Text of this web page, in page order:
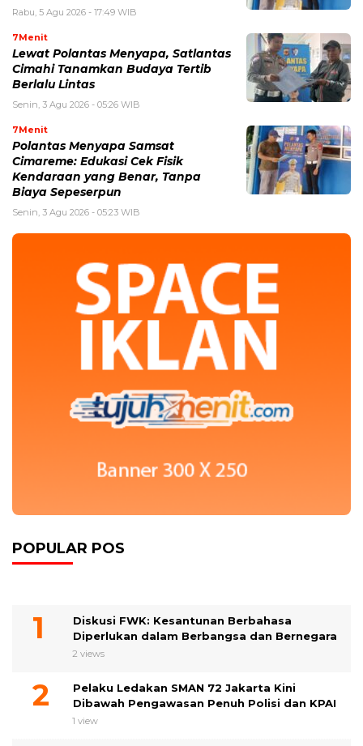
Rabu, 5 Agu 2026 - 17:49 WIB
7Menit
Lewat Polantas Menyapa, Satlantas
Cimahi Tanamkan Budaya Tertib
Berlalu Lintas
Senin, 3 Agu 2026 - 05:26 WIB
7Menit
Polantas Menyapa Samsat
Cimareme: Edukasi Cek Fisik
Kendaraan yang Benar, Tanpa
Biaya Sepeserpun
Senin, 3 Agu 2026 - 05:23 WIB
POPULAR POS
Diskusi FWK: Kesantunan Berbahasa
Diperlukan dalam Berbangsa dan Bernegara
2 views
Pelaku Ledakan SMAN 72 Jakarta Kini
Dibawah Pengawasan Penuh Polisi dan KPAI
1 view